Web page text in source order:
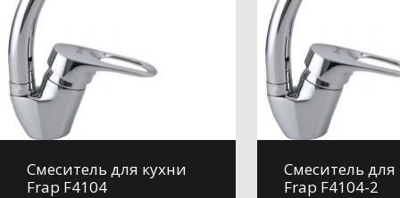
Смеситель для кухни
Frap F4104
Смеситель для
Frap F4104-2